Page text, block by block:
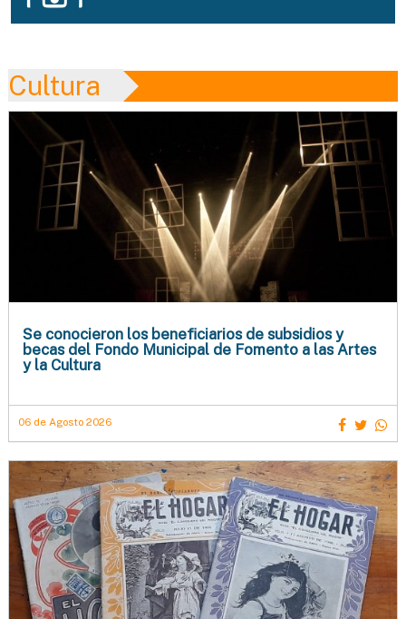
Cultura
Se conocieron los beneficiarios de subsidios y
becas del Fondo Municipal de Fomento a las Artes
y la Cultura
06 de Agosto 2026